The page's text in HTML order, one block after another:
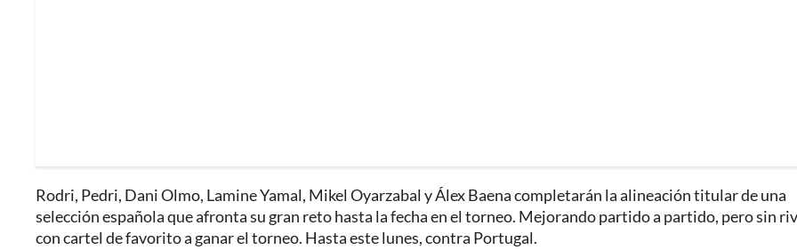
Rodri, Pedri, Dani Olmo, Lamine Yamal, Mikel Oyarzabal y Álex Baena completarán la alineación titular de una
selección española que afronta su gran reto hasta la fecha en el torneo. Mejorando partido a partido, pero sin
con cartel de favorito a ganar el torneo. Hasta este lunes, contra Portugal.